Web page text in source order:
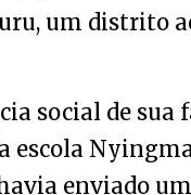
um distrito
social de sua
escola
enviado